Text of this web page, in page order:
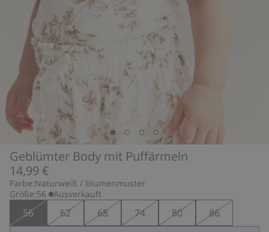
Geblümter Body mit Puffärmeln
14,99 €
Farbe:Naturweiß / blumenmuster
Größe:56 Ausverkauft
56 62 68 74 80 86